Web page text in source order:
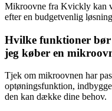
Mikroovne fra Kvickly kan
efter en budgetvenlig
Hvilke funktioner
jeg køber en
Tjek om mikroovnen har
optøningsfunktion,
den kan dække dine behov.